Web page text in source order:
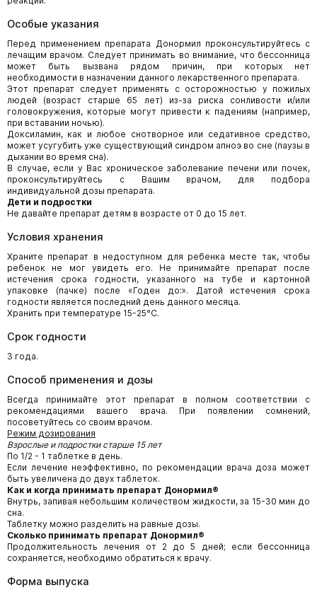
Особые указания
Перед применением препарата Донормил проконсультируйтесь с
лечащим врачом. Следует принимать во внимание, что бессонница
может быть вызвана рядом причин, при которых нет
необходимости в назначении данного лекарственного препарата.
Этот препарат следует применять с осторожностью у пожилых
людей (возраст старше 65 лет) из-за риска сонливости и/или
головокружения, которые могут привести к падениям (например,
при вставании ночью).
Доксиламин, как и любое снотворное или седативное средство,
может усугубить уже существующий синдром апноэ во сне (паузы в
дыхании во время сна).
В случае, если у Вас хроническое заболевание печени или почек,
проконсультируйтесь с Вашим врачом, для подбора
индивидуальной дозы препарата.
Дети и подростки
Не давайте препарат детям в возрасте от 0 до 15 лет.
Условия хранения
Храните препарат в недоступном для ребенка месте так, чтобы
ребенок не мог увидеть его. Не принимайте препарат после
истечения срока годности, указанного на тубе и картонной
упаковке (пачке) после «Годен до:». Датой истечения срока
годности является последний день данного месяца.
Хранить при температуре 15-25°С.
Срок годности
3 года.
Способ применения и дозы
Всегда принимайте этот препарат в полном соответствии с
рекомендациями вашего врача. При появлении сомнений,
посоветуйтесь со своим врачом.
Режим дозирования
Взрослые и подростки старше 15 лет
По 1/2 - 1 таблетке в день.
Если лечение неэффективно, по рекомендации врача доза может
быть увеличена до двух таблеток.
Как и когда принимать препарат Донормил®
Внутрь, запивая небольшим количеством жидкости, за 15-30 мин до
сна.
Таблетку можно разделить на равные дозы.
Сколько принимать препарат Донормил®
Продолжительность лечения от 2 до 5 дней; если бессонница
сохраняется, необходимо обратиться к врачу.
Форма выпуска